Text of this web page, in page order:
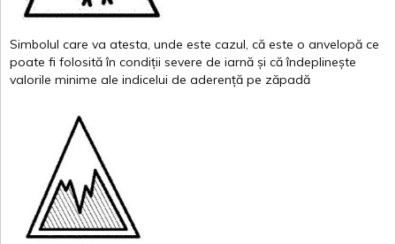
Simbolul care va atesta, unde este cazul, că este o anvelopă ce
poate fi folosită în condiții severe de iarnă și că îndeplinește
valorile minime ale indicelui de aderență pe zăpadă